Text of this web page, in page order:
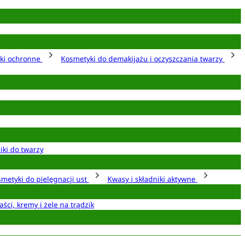
ochronne
Kosmetyki do demakijażu i oczyszczania twarzy
do twarzy
do pielęgnacji ust
Kwasy i składniki aktywne
kremy i żele na trądzik